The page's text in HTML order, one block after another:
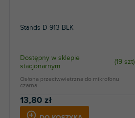
Stands D 913 BLK
Dostępny w sklepie
stacjonarnym
(19 szt)
13,80 zł
Osłona przeciwwietrzna do mikrofonu
czarna.